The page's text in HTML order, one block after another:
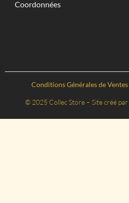
Coordonnées
Conditions Générales de Ventes
© 2025 Collec Store – Site créé par